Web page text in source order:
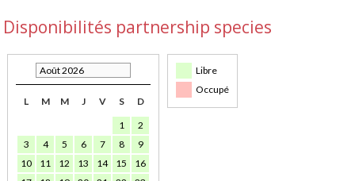
Disponibilités partnership species
Août 2026
L M M J V S
D
1
2
3
4 5 6 7 8
9
10
11 12 13 14 15
16
Libre
Occupé